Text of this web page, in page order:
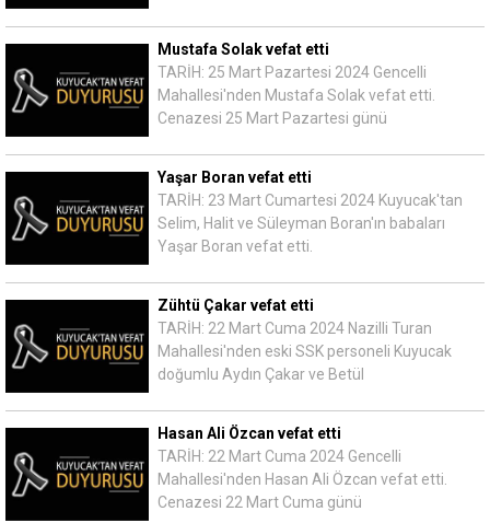
Mustafa Solak vefat etti
TARİH: 25 Mart Pazartesi 2024 Gencelli
Mahallesi'nden Mustafa Solak vefat etti.
Cenazesi 25 Mart Pazartesi günü
Yaşar Boran vefat etti
TARİH: 23 Mart Cumartesi 2024 Kuyucak'tan
Selim, Halit ve Süleyman Boran'ın babaları
Yaşar Boran vefat etti.
Zühtü Çakar vefat etti
TARİH: 22 Mart Cuma 2024 Nazilli Turan
Mahallesi'nden eski SSK personeli Kuyucak
doğumlu Aydın Çakar ve Betül
Hasan Ali Özcan vefat etti
TARİH: 22 Mart Cuma 2024 Gencelli
Mahallesi'nden Hasan Ali Özcan vefat etti.
Cenazesi 22 Mart Cuma günü